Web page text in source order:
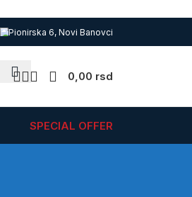
Pionirska 6, Novi Banovci
0,00 rsd
SPECIAL OFFER